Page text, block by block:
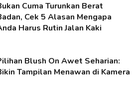
Cuma Turunkan Berat
Cek 5 Alasan Mengapa
Harus Rutin Jalan Kaki
Blush On Awet Seharian:
Tampilan Menawan di Kamera